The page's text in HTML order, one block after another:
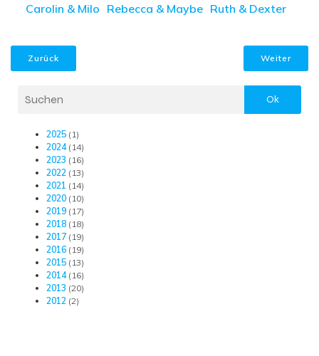
Carolin & Milo Rebecca & Maybe Ruth & Dexter
Zurück Weiter
Ok
2025 (1)
2024(14)
2023 (16)
2022 (13)
2021 (14)
2020 (10)
2019 (17)
2018 (18)
2017 (19)
2016 (19)
2015 (13)
2014(16)
2013 (20)
2012 (2)